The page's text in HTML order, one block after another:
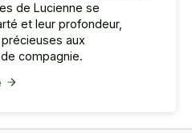
de Lucienne se
et leur profondeur,
aux
compagnie.